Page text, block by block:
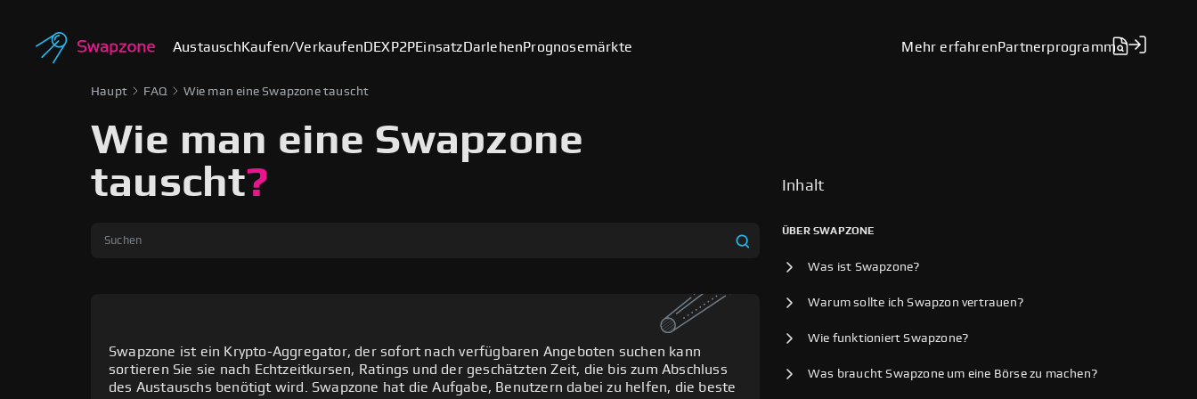
Austausch Kaufen/Verkaufen DEXP2PEinsatz DarlehenPrognosemärkte Mehr erfahrenPartnerprogramm
Haupt FAQ Wie man eine Swapzone tauscht
Wie man eine Swapzone
tauscht?
Swapzone ist ein Krypto-Aggregator, der sofort nach verfügbaren Angeboten suchen kann
sortieren Sie sie nach Echtzeitkursen, Ratings und der geschätzten Zeit, die bis zum Abschluss
des Austauschs benötigt wird. Swapzone hat die Aufgabe, Benutzern dabei zu helfen, die beste
Es sei darauf hingewiesen, dass Swapzone Wechselkurse direkt von den
Börsendienstleistungsplattformen erhält, mit denen Swapzone zusammenarbeitet. Durch
die ständige Überwachung und den Vergleich der Krypto-Wechselkurse für alle
Inhalt
ÜBER SWAPZONE
Was ist Swapzone?
Warum sollte ich Swapzon vertrauen?
Wie funktioniert Swapzone?
Was braucht Swapzone um eine Börse zu machen?